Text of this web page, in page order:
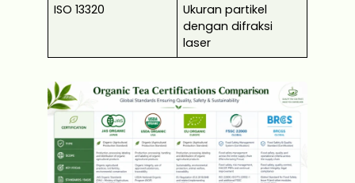
ISO 13320
Ukuran partikel
dengan difraksi
laser